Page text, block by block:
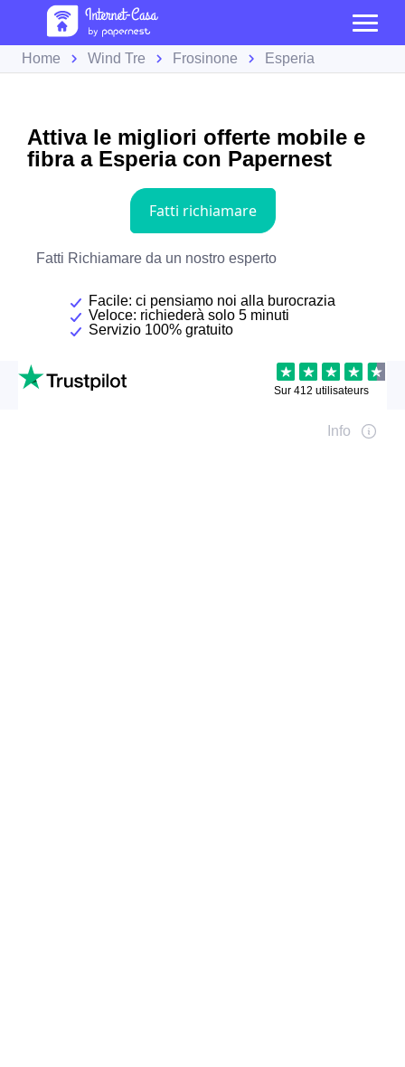
Home Wind Tre Frosinone Esperia